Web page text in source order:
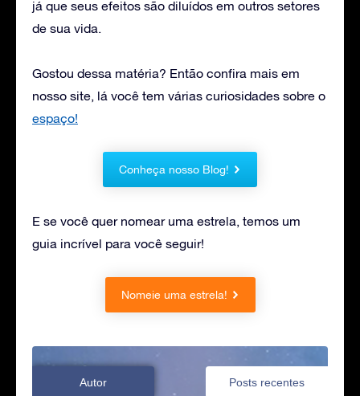
já que seus efeitos são diluídos em outros setores
de sua vida.
Gostou dessa matéria? Então confira mais em
nosso site, lá você tem várias curiosidades sobre o
espaço!
Conheça nosso Blog!
E se você quer nomear uma estrela, temos um
guia incrível para você seguir!
Nomeie uma estrela!
Autor Posts recentes